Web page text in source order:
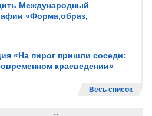
Международный
«Форма,образ,
«На пирог пришли соседи:
краеведении»
Весь список